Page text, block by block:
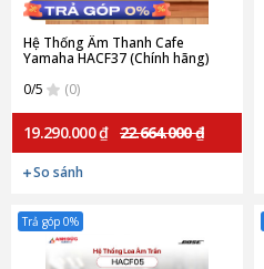
Hệ Thống Âm Thanh Cafe
Yamaha HACF37 (Chính hãng)
0/5
(0)
19.290.000 ₫ 22.664.000 ₫
So sánh
Trả góp 0%